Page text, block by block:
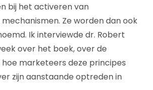
bij het activeren van
Ze worden dan ook
Ik interviewde dr. Robert
over het boek, over de
hoe marketeers deze principes
zijn aanstaande optreden in